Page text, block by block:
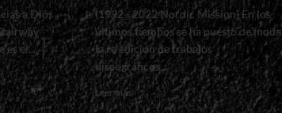
a Dios
es el...
(1992 - 2022 Nordic Mission) En los
últimos tiempos se ha puesto de moda
la re edición de trabajos
discográficos...
Leer másRead
more